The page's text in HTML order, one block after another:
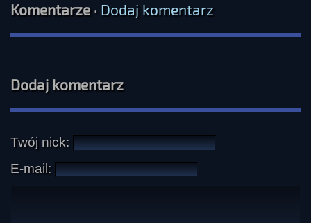
Komentarze· Dodaj komentarz
Dodaj komentarz
Twój nick:
E-mail: